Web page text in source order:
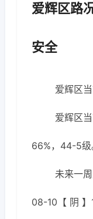
爱辉区路
安全
爱辉区
爱辉区
66%，44-5级
未来一
08-10【 阴